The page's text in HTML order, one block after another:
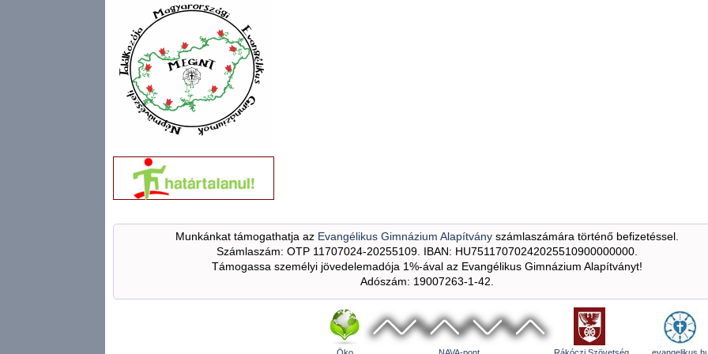
Munkánkat támogathatja az Evangélikus Gimnázium Alapítványszámlaszámára történő befizetéssel.
Számlaszám: OTP 11707024-20255109. IBAN: HU75117070242025510900000000.
Támogassa személyi jövedelemadója 1%-ával az Evangélikus Gimnázium Alapítványt!
Adószám: 19007263-1-42.